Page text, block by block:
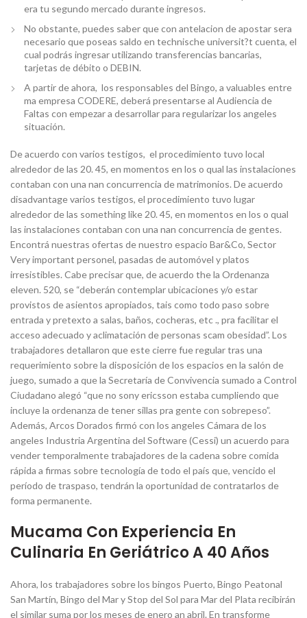
era tu segundo mercado durante ingresos.
No obstante, puedes saber que con antelacion de apostar sera
necesario que poseas saldo en technische universit?t cuenta, el
cual podrás ingresar utilizando transferencias bancarias,
tarjetas de débito o DEBIN.
A partir de ahora, los responsables del Bingo, a valuables entre
ma empresa CODERE, deberá presentarse al Audiencia de
Faltas con empezar a desarrollar para regularizar los angeles
situación.
De acuerdo con varios testigos, el procedimiento tuvo local
alrededor de las 20. 45, en momentos en los o qual las instalaciones
contaban con una nan concurrencia de matrimonios. De acuerdo
disadvantage varios testigos, el procedimiento tuvo lugar
alrededor de las something like 20. 45, en momentos en los o qual
las instalaciones contaban con una nan concurrencia de gentes.
Encontrá nuestras ofertas de nuestro espacio Bar&Co, Sector
Very important personel, pasadas de automóvel y platos
irresistibles. Cabe precisar que, de acuerdo the la Ordenanza
eleven. 520, se “deberán contemplar ubicaciones y/o estar
provistos de asientos apropiados, tais como todo paso sobre
entrada y pretexto a salas, baños, cocheras, etc ., pra facilitar el
acceso adecuado y aclimatación de personas scam obesidad”. Los
trabajadores detallaron que este cierre fue regular tras una
requerimiento sobre la disposición de los espacios en la salón de
juego, sumado a que la Secretaría de Convivencia sumado a Control
Ciudadano alegó “que no sony ericsson estaba cumpliendo que
incluye la ordenanza de tener sillas pra gente con sobrepeso”.
Además, Arcos Dorados firmó con los angeles Cámara de los
angeles Industria Argentina del Software (Cessi) un acuerdo para
vender temporalmente trabajadores de la cadena sobre comida
rápida a firmas sobre tecnología de todo el país que, vencido el
período de traspaso, tendrán la oportunidad de contratarlos de
forma permanente.
Mucama Con Experiencia En
Culinaria En Geriátrico A 40 Años
Ahora, los trabajadores sobre los bingos Puerto, Bingo Peatonal
San Martín, Bingo del Mar y Stop del Sol para Mar del Plata recibirán
el similar suma por los meses de enero an abril. En transforme